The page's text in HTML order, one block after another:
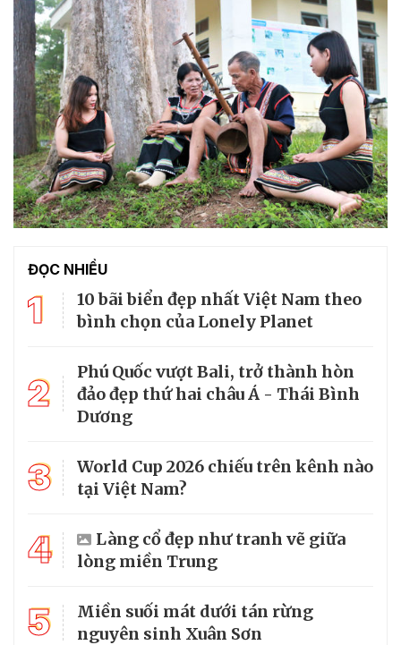
ĐỌC NHIỀU
1
10 bãi biển đẹp nhất Việt Nam theo
bình chọn của Lonely Planet
2
Phú Quốc vượt Bali, trở thành hòn
đảo đẹp thứ hai châu Á - Thái Bình
Dương
3
World Cup 2026 chiếu trên kênh nào
tại Việt Nam?
4
Làng cổ đẹp như tranh vẽ giữa
lòng miền Trung
5
Miền suối mát dưới tán rừng
nguyên sinh Xuân Sơn